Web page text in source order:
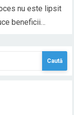
nu este lipsit
beneficii
complexitatea